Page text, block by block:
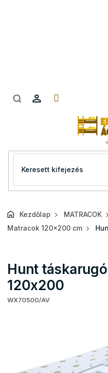
Kezdőlap MATRACOK
Matracok 120x200 cm
Hunt
120x200
WX70500/AV